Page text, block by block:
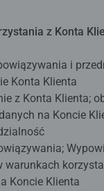
z Konta
i
Konta Klienta
z Konta Klienta;
na Koncie
warunkach
Koncie Klienta